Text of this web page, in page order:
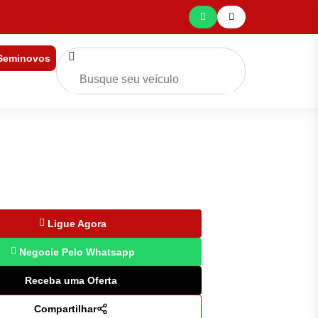
Ligue Agora
Negocie Pelo Whatsapp
Receba uma Oferta
Compartilhar